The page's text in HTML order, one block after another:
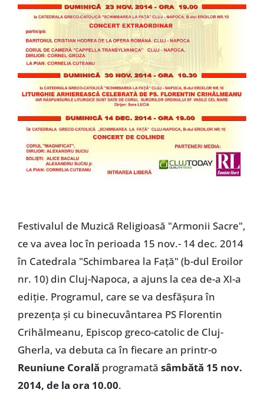
Festivalul de Muzică Religioasă "Armonii Sacre",
ce va avea loc în perioada 15 nov.- 14 dec. 2014
în Catedrala "Schimbarea la Faţă" (b-dul Eroilor
nr. 10) din Cluj-Napoca, a ajuns la cea de-a XI-a
ediţie. Programul, care se va desfăşura în
prezenţa şi cu binecuvântarea PS Florentin
Crihălmeanu, Episcop greco-catolic de Cluj-
Gherla, va debuta ca în fiecare an printr-o
Reuniune Corală programată sâmbătă 15 nov.
2014, de la ora 10.00.